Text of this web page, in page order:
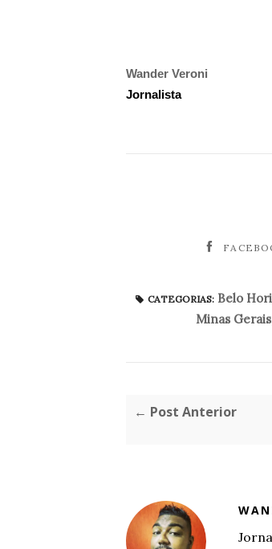
Wander Veroni
Jornalista
CATEGORIAS: Belo
Minas Gerais
← Post Anterior